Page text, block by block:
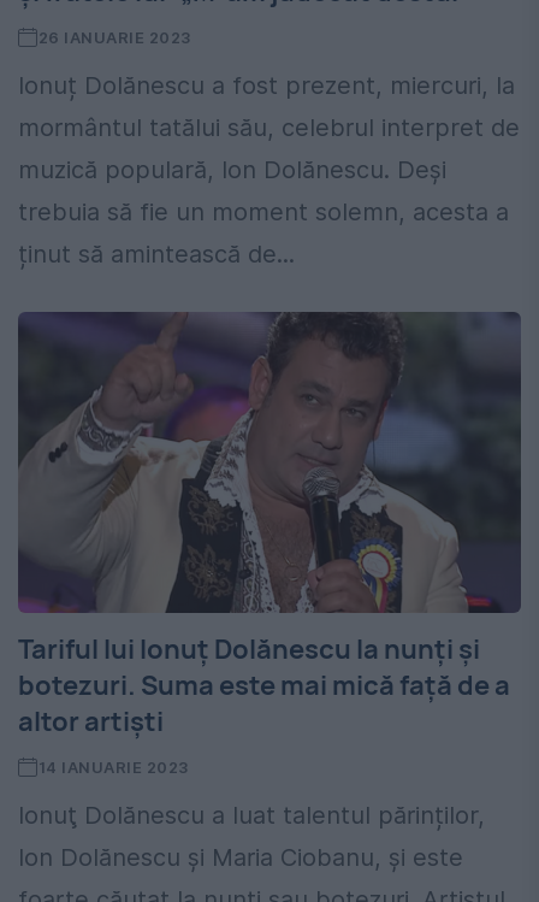
26 IANUARIE 2023
Ionuț Dolănescu a fost prezent, miercuri, la
mormântul tatălui său, celebrul interpret de
muzică populară, Ion Dolănescu. Deși
trebuia să fie un moment solemn, acesta a
ținut să amintească de...
Tariful lui Ionuţ Dolănescu la nunți și
botezuri. Suma este mai mică față de a
altor artiști
14 IANUARIE 2023
Ionuţ Dolănescu a luat talentul părinților,
Ion Dolănescu şi Maria Ciobanu, și este